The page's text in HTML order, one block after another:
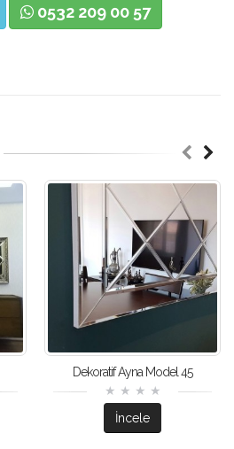
0532 209 00 57
Dekoratif Ayna Model 45
İncele